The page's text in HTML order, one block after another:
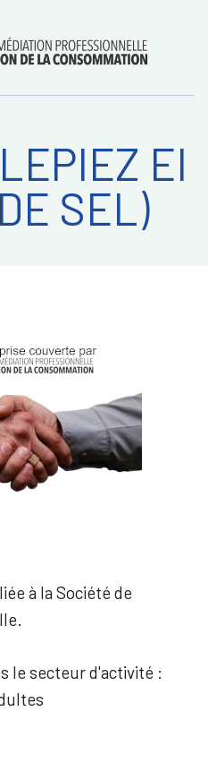
EI
SEL)
à la Société de
le secteur d'activité :